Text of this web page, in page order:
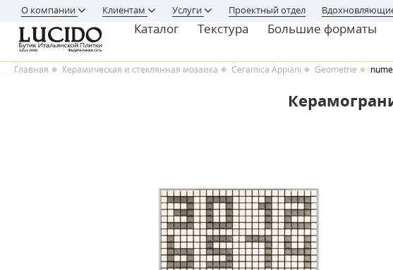
О компании Клиентам Услуги Проектный отдел
Каталог Текстура Большие форматы
Главная Керамическая и стеклянная мозаика Ceramica Appiani Geometrie